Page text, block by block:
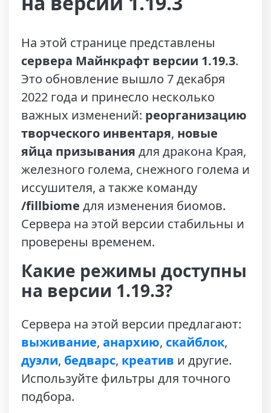
На этой странице представлены
сервера Майнкрафт версии 1.19.3.
Это обновление вышло 7 декабря
2022 года и принесло несколько
важных изменений: реорганизацию
творческого инвентаря, новые
яйца призывания для дракона Края,
железного голема, снежного голема и
иссушителя, а также команду
/fillbiome для изменения биомов.
Сервера на этой версии стабильны и
проверены временем.
Какие режимы доступны
на версии 1.19.3?
Сервера на этой версии предлагают:
выживание, анархию, скайблок,
дуэли, бедварс, креатив и другие.
Используйте фильтры для точного
подбора.